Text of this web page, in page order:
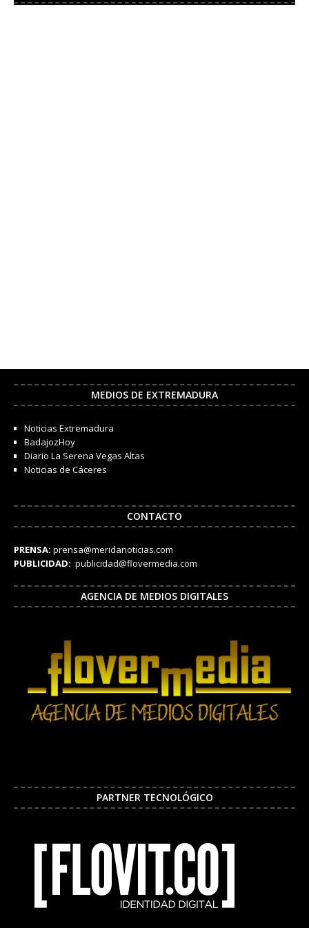
MEDIOS DE EXTREMADURA
Noticias Extremadura
BadajozHoy
Diario La Serena Vegas Altas
Noticias de Cáceres
CONTACTO
PRENSA: prensa@meridanoticias.com
PUBLICIDAD: publicidad@flovermedia.com
AGENCIA DE MEDIOS DIGITALES
PARTNER TECNOLÓGICO